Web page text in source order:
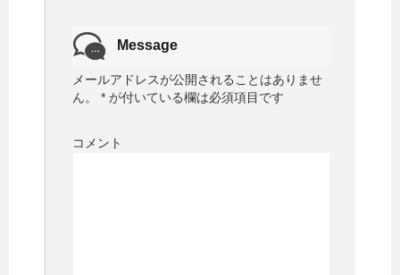
Message
メールアドレスが公開されることはありませ
ん。
* が付いている欄は必須項目です
コメント